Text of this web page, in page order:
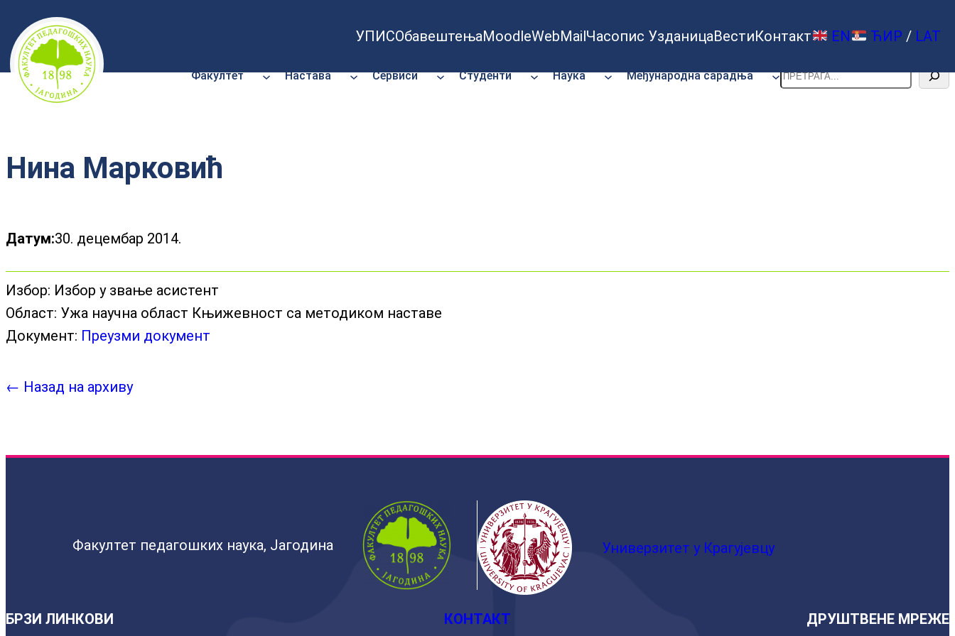
Скочи
на
садржај
УПИСОбавештењаMoodleWebMailЧасопис УзданицаВестиКонтакт EN ЋИР / LAT
Факултет Настава Сервиси Студенти Наука Међународна сарадња Претрага
Нина Марковић
Датум:30. децембар 2014.
Избор: Избор у звање асистент
Област: Ужа научна област Књижевност са методиком наставе
Документ: Преузми документ
← Назад на архиву
Факултет педагошких наука, Јагодина Универзитет у Крагујевцу
БРЗИ ЛИНКОВИ КОНТАКТ ДРУШТВЕНЕ МРЕЖЕ